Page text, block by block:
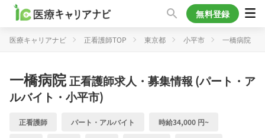
無料登録
医療キャリアナビ 正看護師TOP 東京都 小平市 一橋病院
一橋病院正看護師求人・募集情報 (パート・ア
ルバイト・小平市)
正看護師 パート・アルバイト 時給34,000 円~